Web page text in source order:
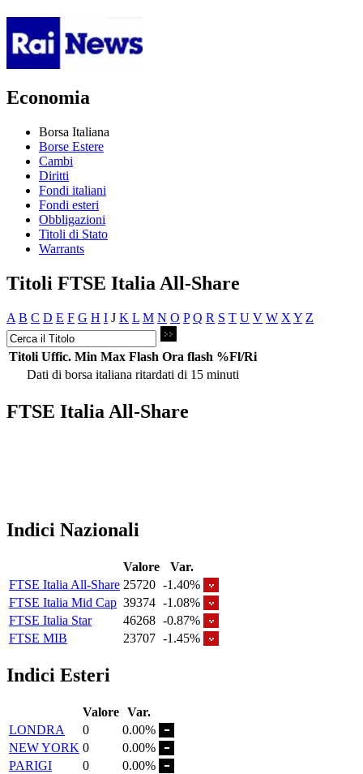
Economia
Borsa Italiana
Borse Estere
Cambi
Diritti
Fondi italiani
Fondi esteri
Obbligazioni
Titoli di Stato
Warrants
Titoli FTSE Italia All-Share
A B C D E F G H I J K L M N O P Q R S T U V W X Y Z
Titoli Uffic. Min Max Flash Ora flash %Fl/Ri
Dati di borsa italiana ritardati di 15 minuti
FTSE Italia All-Share
Indici Nazionali
Valore
Var.
FTSE Italia All-Share 25720 -1.40%
FTSE Italia Mid Cap 39374 -1.08%
FTSE Italia Star
46268 -0.87%
FTSE MIB
23707 -1.45%
Indici Esteri
Valore Var.
LONDRA
0
0.00%
NEW YORK 0
0.00%
PARIGI
0
0.00%